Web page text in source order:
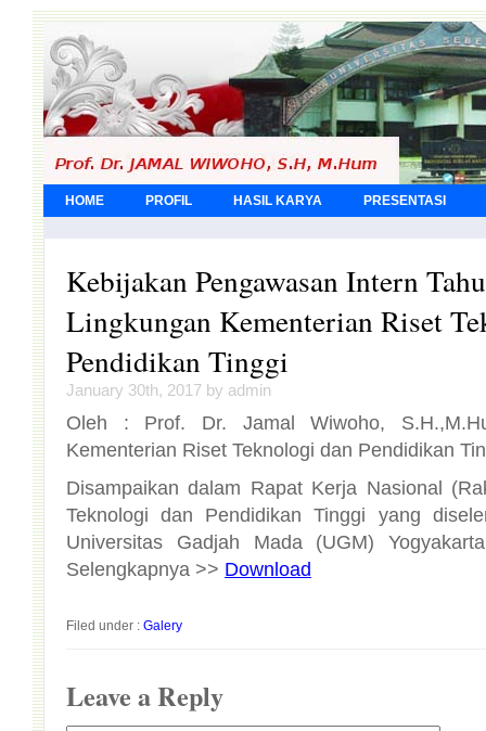
HOME PROFIL HASIL KARYA PRESENTASI
Kebijakan Pengawasan Intern
Lingkungan Kementerian Riset
Pendidikan Tinggi
January 30th, 2017 by admin
Oleh : Prof. Dr. Jamal Wiwoho,
Kementerian Riset Teknologi dan Pendidikan
Disampaikan dalam Rapat Kerja Nasional
Teknologi dan Pendidikan Tinggi yang
Universitas Gadjah Mada (UGM)
Selengkapnya >> Download
Filed under : Galery
Leave a Reply